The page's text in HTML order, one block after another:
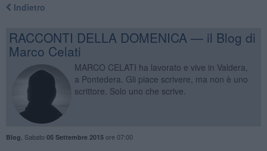
Indietro
RACCONTI DELLA DOMENICA — il Blog di
Marco Celati
MARCO CELATI ha lavorato e vive in Valdera,
a Pontedera. Gli piace scrivere, ma non è uno
scrittore. Solo uno che scrive.
Blog Sabato 05 Settembre 2015ore 07:00